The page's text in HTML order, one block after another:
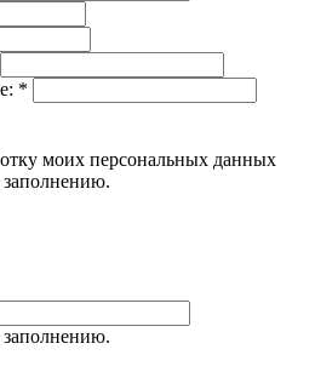
*
моих персональных данных